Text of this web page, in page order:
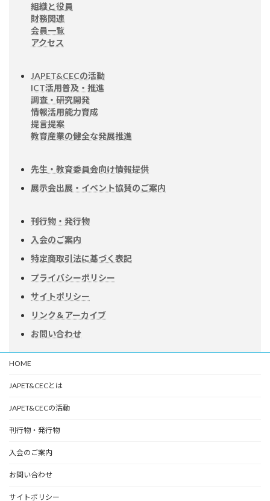
組織と役員
財務関連
会員一覧
アクセス
JAPET&CECの活動
ICT活用普及・推進
調査・研究開発
情報活用能力育成
提言提案
教育産業の健全な発展推進
先生・教育委員会向け情報提供
展示会出展・イベント協賛のご案内
刊行物・発行物
入会のご案内
特定商取引法に基づく表記
プライバシーポリシー
サイトポリシー
リンク＆アーカイブ
お問い合わせ
HOME
JAPET&CECとは
JAPET&CECの活動
刊行物・発行物
入会のご案内
お問い合わせ
サイトポリシー